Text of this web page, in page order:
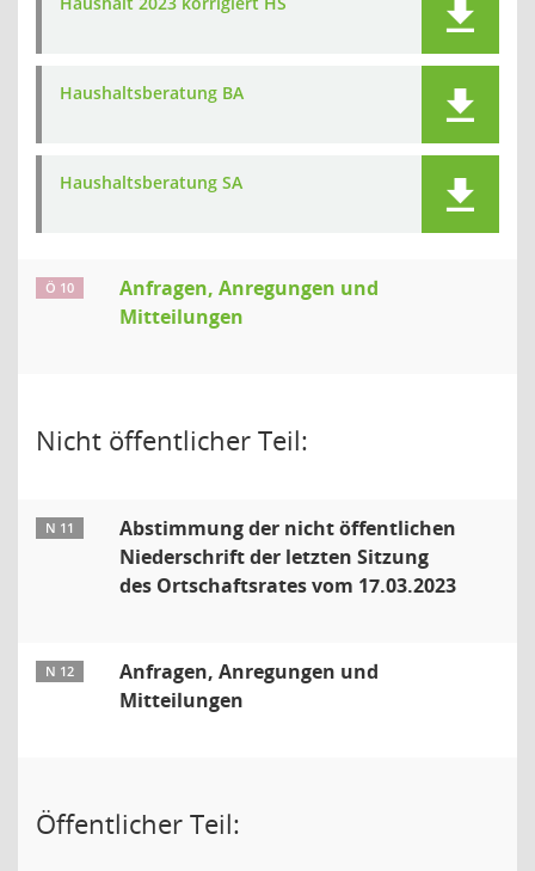
Haushaltsberatung BA
Haushaltsberatung SA
Ö 10
Anfragen, Anregungen und
Mitteilungen
Nicht öffentlicher Teil:
N 11
Abstimmung der nicht öffentlichen
Niederschrift der letzten Sitzung
des Ortschaftsrates vom 17.03.2023
N 12
Anfragen, Anregungen und
Mitteilungen
Öffentlicher Teil: